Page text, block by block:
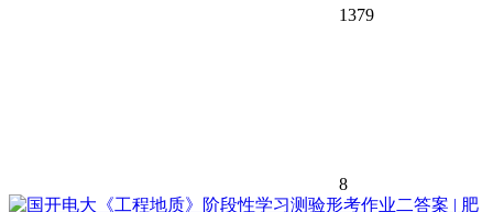
1379
8